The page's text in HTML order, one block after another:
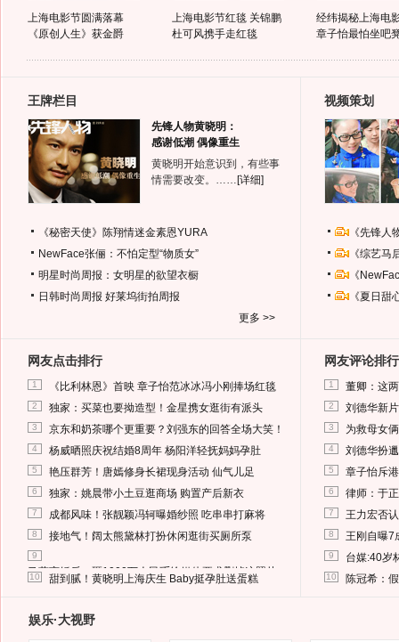
上海电影节圆满落幕
《原创人生》获金爵
上海电影节红毯 关锦鹏
杜可风携手走红毯
经纬揭秘上海电
章子怡最怕坐吧
王牌栏目
先锋人物黄晓明：
感谢低潮 偶像重生
黄晓明开始意识到，有些事
情需要改变。…… [详细]
《秘密天使》陈翔情迷金素恩YURA
NewFace张俪：不怕定型“物质女”
明星时尚周报：女明星的欲望衣橱
日韩时尚周报 好莱坞街拍周报
更多 >>
视频策划
《先锋
《综艺
《
《夏日
网友点击排行
1 《比利林恩》首映 章子怡范冰冰冯小刚捧场红毯
2 独家：买菜也要拗造型！金星携女逛街有派头
3 京东和奶茶哪个更重要？刘强东的回答全场大笑！
4 杨威晒照庆祝结婚8周年 杨阳洋轻抚妈妈孕肚
5 艳压群芳！唐嫣修身长裙现身活动 仙气儿足
6 独家：姚晨带小土豆逛商场 购置产后新衣
7 成都风味！张靓颖冯轲曝婚纱照 吃串串打麻将
8 接地气！阔太熊黛林打扮休闲逛街买厕所泵
9
马蓉离婚后，砸1000万人民币给媒体要求删掉这照片
10 甜到腻！黄晓明上海庆生 Baby挺孕肚送蛋糕
网友评论排行
1 董卿：这
2 刘德华新
3 为救母女
4 刘德华扮
5 章子怡斥
6 律师：于
7 王力宏否
8 王刚自曝7
9 台媒:40岁
10 陈冠希：
娱乐·大视野